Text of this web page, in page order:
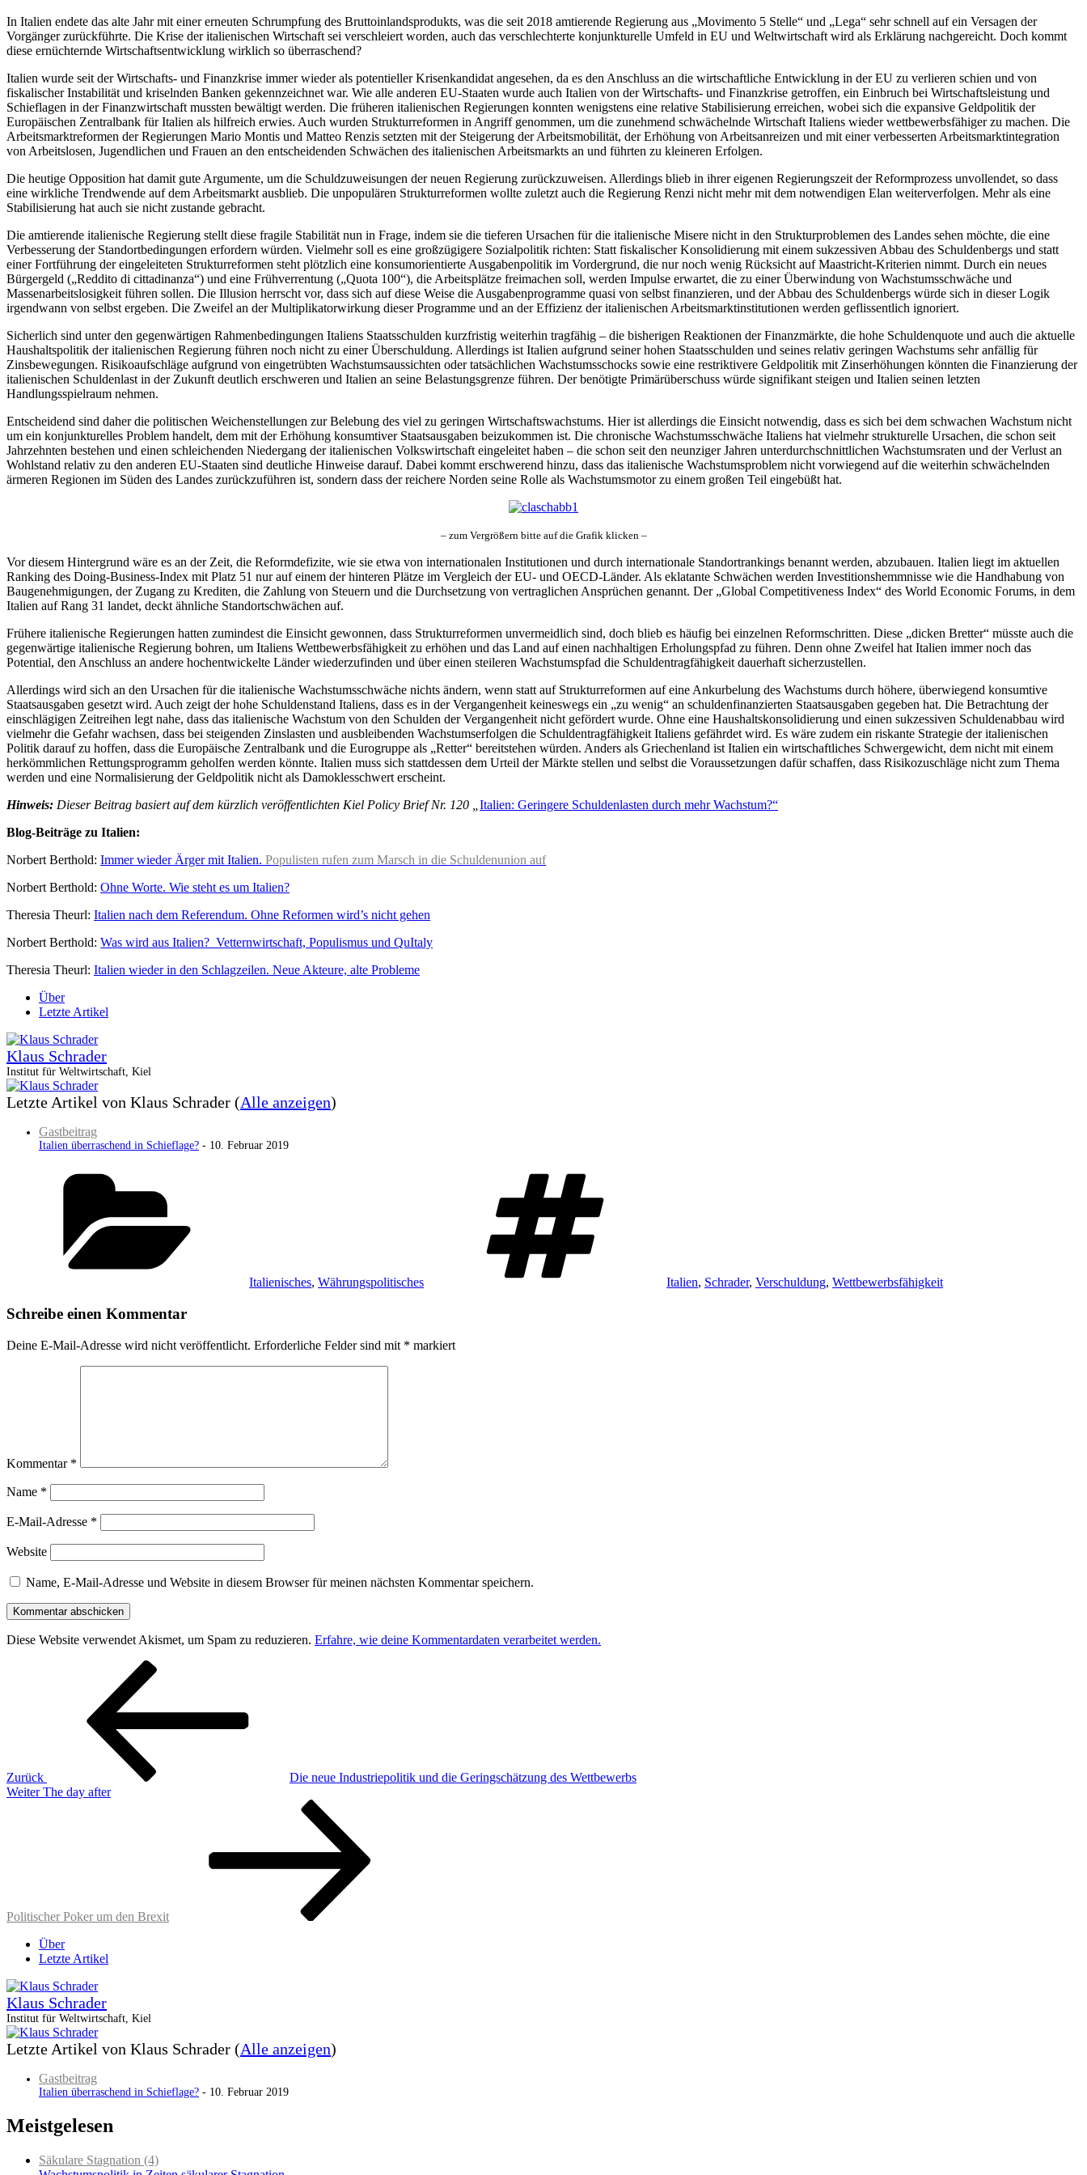
In Italien endete das alte Jahr mit einer erneuten Schrumpfung des Bruttoinlandsprodukts, was die seit 2018 amtierende Regierung aus „Movimento 5 Stelle“ und „Lega“ sehr schnell auf ein Versagen der
Vorgänger zurückführte. Die Krise der italienischen Wirtschaft sei verschleiert worden, auch das verschlechterte konjunkturelle Umfeld in EU und Weltwirtschaft wird als Erklärung nachgereicht. Doch kommt
diese ernüchternde Wirtschaftsentwicklung wirklich so überraschend?
Italien wurde seit der Wirtschafts- und Finanzkrise immer wieder als potentieller Krisenkandidat angesehen, da es den Anschluss an die wirtschaftliche Entwicklung in der EU zu verlieren schien und von
fiskalischer Instabilität und kriselnden Banken gekennzeichnet war. Wie alle anderen EU-Staaten wurde auch Italien von der Wirtschafts- und Finanzkrise getroffen, ein Einbruch bei Wirtschaftsleistung und
Schieflagen in der Finanzwirtschaft mussten bewältigt werden. Die früheren italienischen Regierungen konnten wenigstens eine relative Stabilisierung erreichen, wobei sich die expansive Geldpolitik der
Europäischen Zentralbank für Italien als hilfreich erwies. Auch wurden Strukturreformen in Angriff genommen, um die zunehmend schwächelnde Wirtschaft Italiens wieder wettbewerbsfähiger zu machen. Die
Arbeitsmarktreformen der Regierungen Mario Montis und Matteo Renzis setzten mit der Steigerung der Arbeitsmobilität, der Erhöhung von Arbeitsanreizen und mit einer verbesserten Arbeitsmarktintegration
von Arbeitslosen, Jugendlichen und Frauen an den entscheidenden Schwächen des italienischen Arbeitsmarkts an und führten zu kleineren Erfolgen.
Die heutige Opposition hat damit gute Argumente, um die Schuldzuweisungen der neuen Regierung zurückzuweisen. Allerdings blieb in ihrer eigenen Regierungszeit der Reformprozess unvollendet, so dass
eine wirkliche Trendwende auf dem Arbeitsmarkt ausblieb. Die unpopulären Strukturreformen wollte zuletzt auch die Regierung Renzi nicht mehr mit dem notwendigen Elan weiterverfolgen. Mehr als eine
Stabilisierung hat auch sie nicht zustande gebracht.
Die amtierende italienische Regierung stellt diese fragile Stabilität nun in Frage, indem sie die tieferen Ursachen für die italienische Misere nicht in den Strukturproblemen des Landes sehen möchte, die eine
Verbesserung der Standortbedingungen erfordern würden. Vielmehr soll es eine großzügigere Sozialpolitik richten: Statt fiskalischer Konsolidierung mit einem sukzessiven Abbau des Schuldenbergs und statt
einer Fortführung der eingeleiteten Strukturreformen steht plötzlich eine konsumorientierte Ausgabenpolitik im Vordergrund, die nur noch wenig Rücksicht auf Maastricht-Kriterien nimmt. Durch ein neues
Bürgergeld („Reddito di cittadinanza“) und eine Frühverrentung („Quota 100“), die Arbeitsplätze freimachen soll, werden Impulse erwartet, die zu einer Überwindung von Wachstumsschwäche und
Massenarbeitslosigkeit führen sollen. Die Illusion herrscht vor, dass sich auf diese Weise die Ausgabenprogramme quasi von selbst finanzieren, und der Abbau des Schuldenbergs würde sich in dieser Logik
irgendwann von selbst ergeben. Die Zweifel an der Multiplikatorwirkung dieser Programme und an der Effizienz der italienischen Arbeitsmarktinstitutionen werden geflissentlich ignoriert.
Sicherlich sind unter den gegenwärtigen Rahmenbedingungen Italiens Staatsschulden kurzfristig weiterhin tragfähig – die bisherigen Reaktionen der Finanzmärkte, die hohe Schuldenquote und auch die aktuelle
Haushaltspolitik der italienischen Regierung führen noch nicht zu einer Überschuldung. Allerdings ist Italien aufgrund seiner hohen Staatsschulden und seines relativ geringen Wachstums sehr anfällig für
Zinsbewegungen. Risikoaufschläge aufgrund von eingetrübten Wachstumsaussichten oder tatsächlichen Wachstumsschocks sowie eine restriktivere Geldpolitik mit Zinserhöhungen könnten die Finanzierung der
italienischen Schuldenlast in der Zukunft deutlich erschweren und Italien an seine Belastungsgrenze führen. Der benötigte Primärüberschuss würde signifikant steigen und Italien seinen letzten
Handlungsspielraum nehmen.
Entscheidend sind daher die politischen Weichenstellungen zur Belebung des viel zu geringen Wirtschaftswachstums. Hier ist allerdings die Einsicht notwendig, dass es sich bei dem schwachen Wachstum nicht
um ein konjunkturelles Problem handelt, dem mit der Erhöhung konsumtiver Staatsausgaben beizukommen ist. Die chronische Wachstumsschwäche Italiens hat vielmehr strukturelle Ursachen, die schon seit
Jahrzehnten bestehen und einen schleichenden Niedergang der italienischen Volkswirtschaft eingeleitet haben – die schon seit den neunziger Jahren unterdurchschnittlichen Wachstumsraten und der Verlust an
Wohlstand relativ zu den anderen EU-Staaten sind deutliche Hinweise darauf. Dabei kommt erschwerend hinzu, dass das italienische Wachstumsproblem nicht vorwiegend auf die weiterhin schwächelnden
ärmeren Regionen im Süden des Landes zurückzuführen ist, sondern dass der reichere Norden seine Rolle als Wachstumsmotor zu einem großen Teil eingebüßt hat.
– zum Vergrößern bitte auf die Grafik klicken –
Vor diesem Hintergrund wäre es an der Zeit, die Reformdefizite, wie sie etwa von internationalen Institutionen und durch internationale Standortrankings benannt werden, abzubauen. Italien liegt im aktuellen
Ranking des Doing-Business-Index mit Platz 51 nur auf einem der hinteren Plätze im Vergleich der EU- und OECD-Länder. Als eklatante Schwächen werden Investitionshemmnisse wie die Handhabung von
Baugenehmigungen, der Zugang zu Krediten, die Zahlung von Steuern und die Durchsetzung von vertraglichen Ansprüchen genannt. Der „Global Competitiveness Index“ des World Economic Forums, in dem
Italien auf Rang 31 landet, deckt ähnliche Standortschwächen auf.
Frühere italienische Regierungen hatten zumindest die Einsicht gewonnen, dass Strukturreformen unvermeidlich sind, doch blieb es häufig bei einzelnen Reformschritten. Diese „dicken Bretter“ müsste auch die
gegenwärtige italienische Regierung bohren, um Italiens Wettbewerbsfähigkeit zu erhöhen und das Land auf einen nachhaltigen Erholungspfad zu führen. Denn ohne Zweifel hat Italien immer noch das
Potential, den Anschluss an andere hochentwickelte Länder wiederzufinden und über einen steileren Wachstumspfad die Schuldentragfähigkeit dauerhaft sicherzustellen.
Allerdings wird sich an den Ursachen für die italienische Wachstumsschwäche nichts ändern, wenn statt auf Strukturreformen auf eine Ankurbelung des Wachstums durch höhere, überwiegend konsumtive
Staatsausgaben gesetzt wird. Auch zeigt der hohe Schuldenstand Italiens, dass es in der Vergangenheit keineswegs ein „zu wenig“ an schuldenfinanzierten Staatsausgaben gegeben hat. Die Betrachtung der
einschlägigen Zeitreihen legt nahe, dass das italienische Wachstum von den Schulden der Vergangenheit nicht gefördert wurde. Ohne eine Haushaltskonsolidierung und einen sukzessiven Schuldenabbau wird
vielmehr die Gefahr wachsen, dass bei steigenden Zinslasten und ausbleibenden Wachstumserfolgen die Schuldentragfähigkeit Italiens gefährdet wird. Es wäre zudem ein riskante Strategie der italienischen
Politik darauf zu hoffen, dass die Europäische Zentralbank und die Eurogruppe als „Retter“ bereitstehen würden. Anders als Griechenland ist Italien ein wirtschaftliches Schwergewicht, dem nicht mit einem
herkömmlichen Rettungsprogramm geholfen werden könnte. Italien muss sich stattdessen dem Urteil der Märkte stellen und selbst die Voraussetzungen dafür schaffen, dass Risikozuschläge nicht zum Thema
werden und eine Normalisierung der Geldpolitik nicht als Damoklesschwert erscheint.
Hinweis: Dieser Beitrag basiert auf dem kürzlich veröffentlichten Kiel Policy Brief Nr. 120 „ Italien: Geringere Schuldenlasten durch mehr Wachstum?“
Blog-Beiträge zu Italien:
Norbert Berthold: Immer wieder Ärger mit Italien. Populisten rufen zum Marsch in die Schuldenunion auf
Norbert Berthold: Ohne Worte. Wie steht es um Italien?
Theresia Theurl: Italien nach dem Referendum. Ohne Reformen wird’s nicht gehen
Norbert Berthold: Was wird aus Italien? Vetternwirtschaft, Populismus und QuItaly
Theresia Theurl: Italien wieder in den Schlagzeilen. Neue Akteure, alte Probleme
Über
Letzte Artikel
Klaus Schrader
Institut für Weltwirtschaft, Kiel
Letzte Artikel von Klaus Schrader (Alle anzeigen)
Gastbeitrag
Italien überraschend in Schieflage? - 10. Februar 2019
Italienisches, Währungspolitisches Italien, Schrader, Verschuldung, Wettbewerbsfähigkeit
Schreibe einen Kommentar
Deine E-Mail-Adresse wird nicht veröffentlicht. Erforderliche Felder sind mit * markiert
Kommentar *
Name *
E-Mail-Adresse *
Website
Name, E-Mail-Adresse und Website in diesem Browser für meinen nächsten Kommentar speichern.
Diese Website verwendet Akismet, um Spam zu reduzieren. Erfahre, wie deine Kommentardaten verarbeitet werden.
Beitragsnavigation
Zurück
Die neue Industriepolitik und die Geringschätzung des Wettbewerbs
Nächster
Weiter The day after
Politischer Poker um den Brexit
Über
Letzte Artikel
Klaus Schrader
Institut für Weltwirtschaft, Kiel
Letzte Artikel von Klaus Schrader (Alle anzeigen)
Gastbeitrag
Italien überraschend in Schieflage? - 10. Februar 2019
Meistgelesen
Säkulare Stagnation (4)